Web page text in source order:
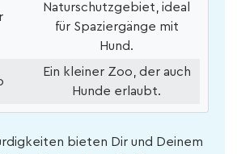
Naturschutzgebiet, ideal
für Spaziergänge mit
Hund.
Ein kleiner Zoo, der auch
Hunde erlaubt.
bieten Dir und Deinem